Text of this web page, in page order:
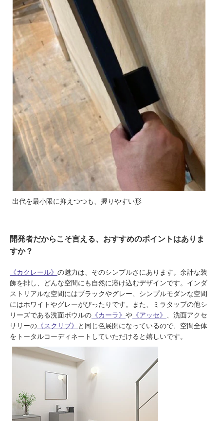
出代を最小限に抑えつつも、握りやすい形
開発者だからこそ言える、おすすめのポイントはありま
すか？
《カクレール》 の魅力は、そのシンプルさにあります。余計な装
飾を排し、どんな空間にも自然に溶け込むデザインです。インダ
ストリアルな空間にはブラックやグレー、シンプルモダンな空間
にはホワイトやグレーがぴったりです。また、ミラタップの他シ
リーズである洗面ボウルの 《カーラ》 や 《アッセ》
、洗面アクセ
サリーの 《スクリブ》
と同じ色展開になっているので、空間全体
をトータルコーディネートしていただけると嬉しいです。